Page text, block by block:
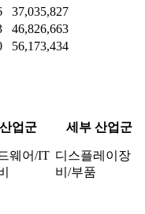
37,035,827
46,826,663
56,173,434
산업군 세부 산업군
웨어/IT 디스플레이장
비/부품